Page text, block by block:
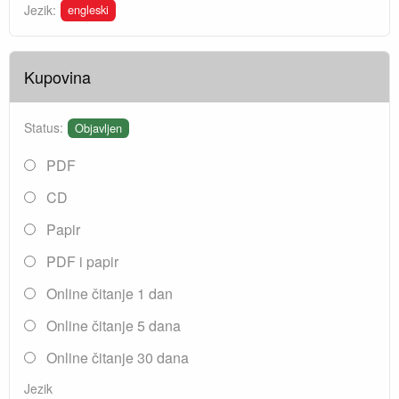
Jezik: engleski
Kupovina
Status: Objavljen
PDF
CD
Papir
PDF i papir
Online čitanje 1 dan
Online čitanje 5 dana
Online čitanje 30 dana
Jezik